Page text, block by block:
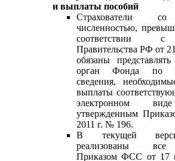
и выплаты пособий
Страхователи со
численностью,
соответствии с
Правительства РФ от
обязаны
орган Фонда по
сведения,
выплаты
электронном
утвержденным
2011 г. № 196.
В текущей
реализованы все
Приказом ФСС от 17